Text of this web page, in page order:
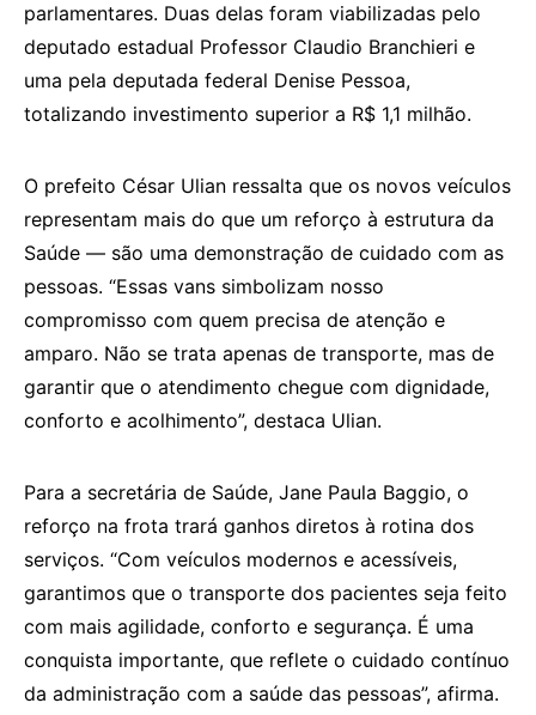
parlamentares. Duas delas foram viabilizadas pelo
deputado estadual Professor Claudio Branchieri e
uma pela deputada federal Denise Pessoa,
totalizando investimento superior a R$ 1,1 milhão.
O prefeito César Ulian ressalta que os novos veículos
representam mais do que um reforço à estrutura da
Saúde — são uma demonstração de cuidado com as
pessoas. “Essas vans simbolizam nosso
compromisso com quem precisa de atenção e
amparo. Não se trata apenas de transporte, mas de
garantir que o atendimento chegue com dignidade,
conforto e acolhimento”, destaca Ulian.
Para a secretária de Saúde, Jane Paula Baggio, o
reforço na frota trará ganhos diretos à rotina dos
serviços. “Com veículos modernos e acessíveis,
garantimos que o transporte dos pacientes seja feito
com mais agilidade, conforto e segurança. É uma
conquista importante, que reflete o cuidado contínuo
da administração com a saúde das pessoas”, afirma.